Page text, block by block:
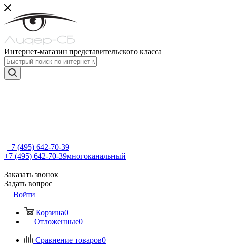
Интернет-магазин представительского класса
+7 (495) 642-70-39
+7 (495) 642-70-39многоканальный
Заказать звонок
Задать вопрос
Войти
Корзина0
Отложенные0
Сравнение товаров0